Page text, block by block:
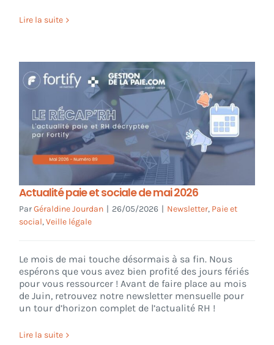
Lire la suite
Actualité paie et sociale de mai 2026
ParGéraldine Jourdan | 26/05/2026 | Newsletter, Paie et
social,Veille légale
Le mois de mai touche désormais à sa fin. Nous
espérons que vous avez bien profité des jours fériés
pour vous ressourcer ! Avant de faire place au mois
de Juin, retrouvez notre newsletter mensuelle pour
un tour d’horizon complet de l’actualité RH !
Lire la suite